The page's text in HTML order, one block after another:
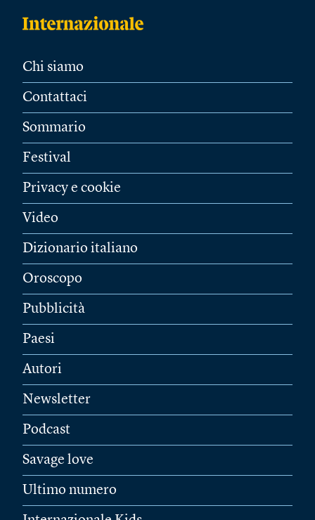
Chi siamo
Contattaci
Sommario
Festival
Privacy e cookie
Video
Dizionario italiano
Oroscopo
Pubblicità
Paesi
Autori
Newsletter
Podcast
Savage love
Ultimo numero